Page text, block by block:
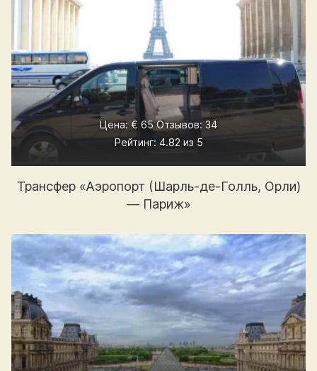
Цена: € 65 Отзывов: 34
Рейтинг: 4.82 из 5
Трансфер «Аэропорт (Шарль-де-Голль, Орли)
— Париж»